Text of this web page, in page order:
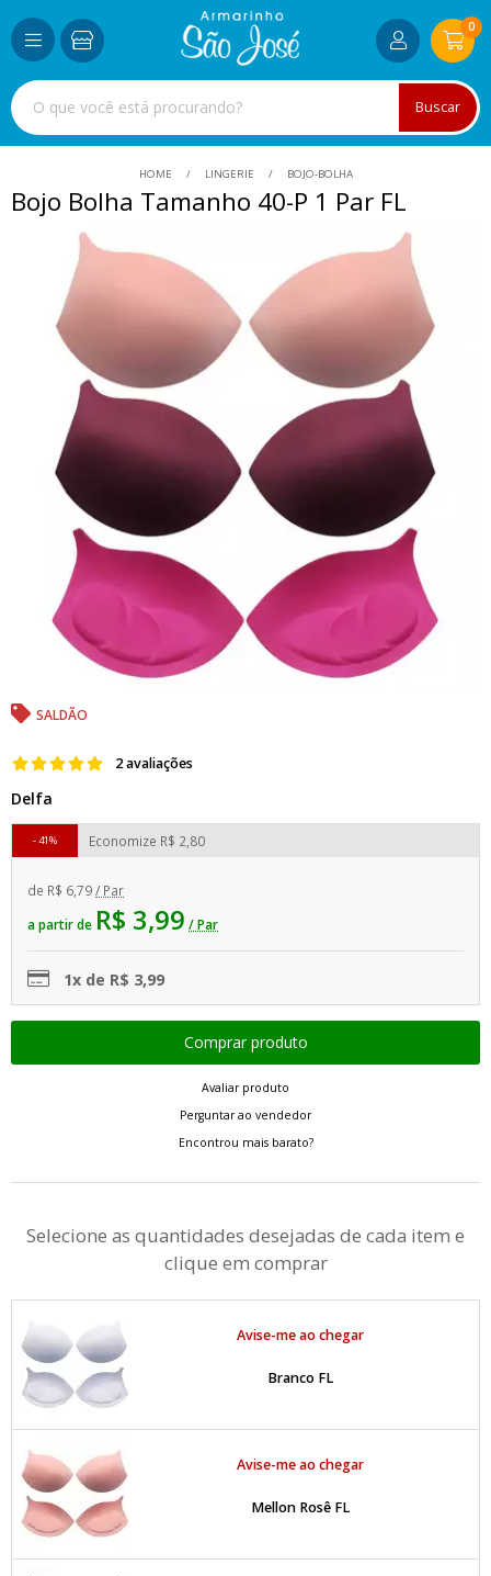
Buscar
0
HOME LINGERIE BOJO-BOLHA
Bojo Bolha Tamanho 40-P 1 Par FL
SALDÃO
2 avaliações
Delfa
de R$ 6,79/ Par
a partir de R$ 3,99 / Par
Economize R$ 2,80
41%
1x de R$ 3,99
Avaliar produto
Perguntar ao vendedor
Encontrou mais barato?
Selecione as quantidades desejadas de cada item e
clique em comprar
Avise-me ao chegar
Branco FL
Avise-me ao chegar
Mellon Rosê FL